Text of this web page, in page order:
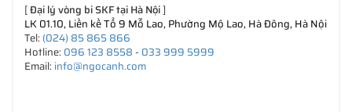
[Đại lý vòng bi SKF tại Hà Nội]
LK 01.10, Liền kề Tổ 9 Mỗ Lao, Phường Mộ Lao, Hà Đông, Hà Nội
Tel: (024) 85 865 866
Hotline: 096 123 8558- 033 999 5999
Email: info@ngocanh.com